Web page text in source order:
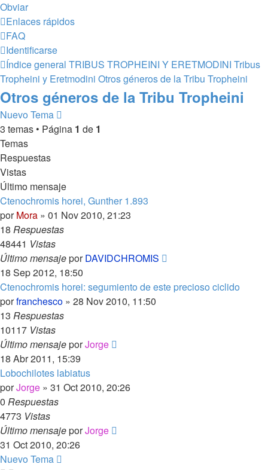
Obviar
Enlaces rápidos
FAQ
Identificarse
Índice general TRIBUS TROPHEINI Y ERETMODINI Tribus
Tropheini y Eretmodini Otros géneros de la Tribu Tropheini
Otros géneros de la Tribu Tropheini
Nuevo Tema
3 temas • Página 1 de 1
Temas
Respuestas
Vistas
Último mensaje
Ctenochromis horei, Gunther 1.893
porMora » 01 Nov 2010, 21:23
18 Respuestas
48441 Vistas
Último mensajeporDAVIDCHROMIS
18 Sep 2012, 18:50
Ctenochromis horei: segumiento de este precioso ciclido
porfranchesco » 28 Nov 2010, 11:50
13 Respuestas
10117 Vistas
Último mensajeporJorge
18 Abr 2011, 15:39
Lobochilotes labiatus
porJorge » 31 Oct 2010, 20:26
0 Respuestas
4773 Vistas
Último mensajeporJorge
31 Oct 2010, 20:26
Nuevo Tema